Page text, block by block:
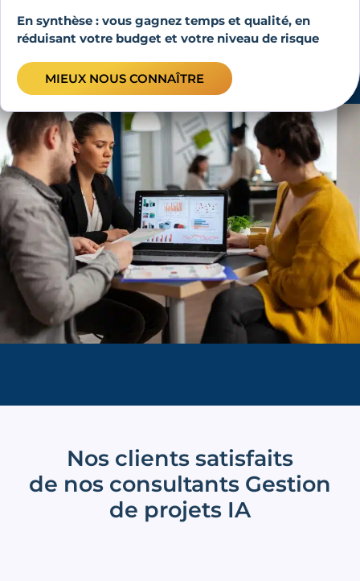
En synthèse : vous gagnez temps et qualité, en
réduisant votre budget et votre niveau de risque
MIEUX NOUS CONNAÎTRE
Nos clients satisfaits
de nos consultants Gestion
de projets IA